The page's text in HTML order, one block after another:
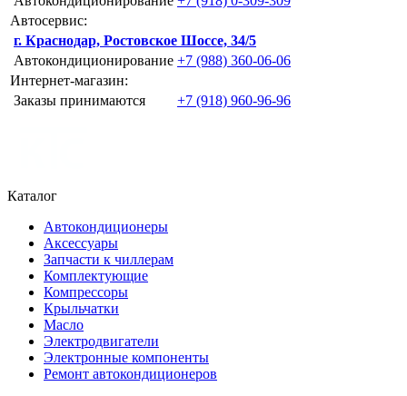
Автосервис:
г. Краснодар, Ростовское Шоссе, 34/5
Автокондиционирование +7 (988) 360-06-06
Интернет-магазин:
Заказы принимаются
+7 (918) 960-96-96
Каталог
Автокондиционеры
Аксессуары
Запчасти к чиллерам
Комплектующие
Компрессоры
Крыльчатки
Масло
Электродвигатели
Электронные компоненты
Ремонт автокондиционеров